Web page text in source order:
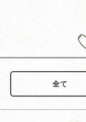
全て